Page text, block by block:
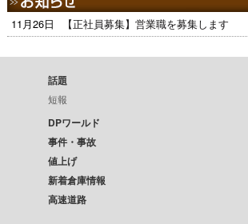
11月26日 【正社員募集】営業職を募集します
話題
短報
DPワールド
事件・事故
値上げ
新着倉庫情報
高速道路